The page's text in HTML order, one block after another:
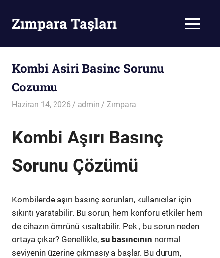
contentZımpara Taşları MENU
Kombi Asiri Basinc Sorunu
Cozumu
Haziran 14, 2026 admin Zımpara
Kombi Aşırı Basınç
Sorunu Çözümü
Kombilerde aşırı basınç sorunları, kullanıcılar için
sıkıntı yaratabilir. Bu sorun, hem konforu etkiler hem
de cihazın ömrünü kısaltabilir. Peki, bu sorun neden
ortaya çıkar? Genellikle, su basıncının normal
seviyenin üzerine çıkmasıyla başlar. Bu durum,